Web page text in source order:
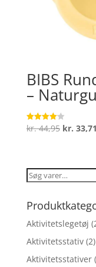
BIBS
–
Vurderet
4.1
kr.44,95 Den
var:
kr.
kr. 33,71
Søg
Aktivitetslegetøj
Aktivitetsstativ (2)
Aktivitetsstativer